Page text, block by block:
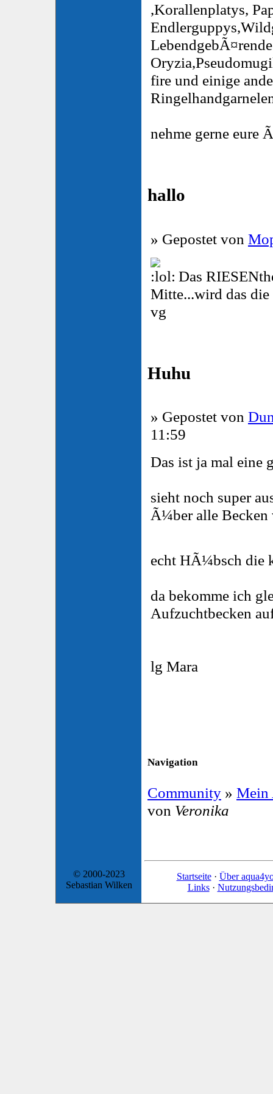
,Korallenplatys,
fire und einige
nehme gerne eure
hallo
» Gepostet von
Das
Mitte...wird das
vg
Huhu
» Gepostet von
11:59
Das ist ja mal eine
sieht noch super
Ã¼ber alle
echt HÃ¼bsch die
da bekomme ich
Aufzuchtbecken
lg Mara
Navigation
Community » Mein
von Veronika
© 2000-2023
Sebastian Wilken
Startseite· Über
Links·